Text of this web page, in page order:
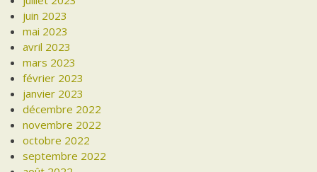
juin 2023
mai 2023
avril 2023
mars 2023
février 2023
janvier 2023
décembre 2022
novembre 2022
octobre 2022
septembre 2022